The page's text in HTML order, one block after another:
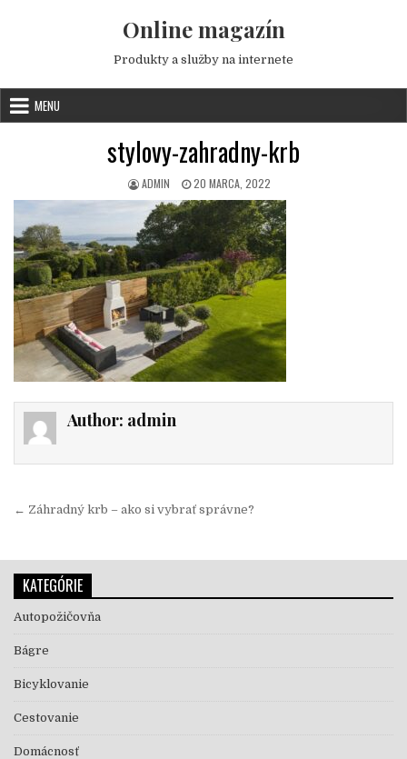
Online magazín
Produkty a služby na internete
MENU
stylovy-zahradny-krb
AUTHOR:
ADMIN PUBLISHED DATE:
20 MARCA, 2022
Author: admin
Navigácia v článku
← Záhradný krb – ako si vybrať správne?
KATEGÓRIE
Autopožičovňa
Bágre
Bicyklovanie
Cestovanie
Domácnosť